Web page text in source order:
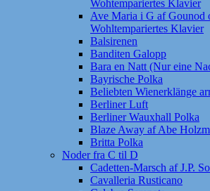
Wohtempariertes Klavier
Ave Maria i G af Gounod
Wohltempariertes Klavier
Balsirenen
Banditen Galopp
Bara en Natt (Nur eine
Bayrische Polka
Beliebten Wienerklänge
Berliner Luft
Berliner Wauxhall Polka
Blaze Away af Abe
Britta Polka
Noder fra C til D
Cadetten-Marsch af J.P.
Cavalleria Rusticano